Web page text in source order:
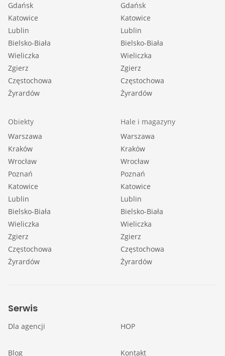
Gdańsk
Katowice
Lublin
Bielsko-Biała
Wieliczka
Zgierz
Częstochowa
Żyrardów
Gdańsk
Katowice
Lublin
Bielsko-Biała
Wieliczka
Zgierz
Częstochowa
Żyrardów
Obiekty
Warszawa
Kraków
Wrocław
Poznań
Katowice
Lublin
Bielsko-Biała
Wieliczka
Zgierz
Częstochowa
Żyrardów
Hale i magazyny
Warszawa
Kraków
Wrocław
Poznań
Katowice
Lublin
Bielsko-Biała
Wieliczka
Zgierz
Częstochowa
Żyrardów
Serwis
Dla agencji HOP
Blog Kontakt